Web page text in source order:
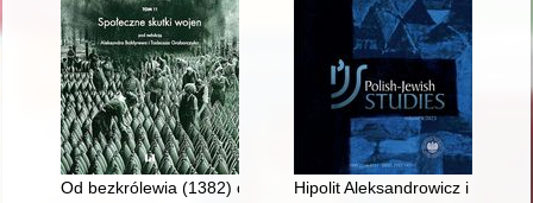
Od bezkrólewia (1382) do rządów Jadwigi i Władysława
Hipolit Aleksandrowicz i jego